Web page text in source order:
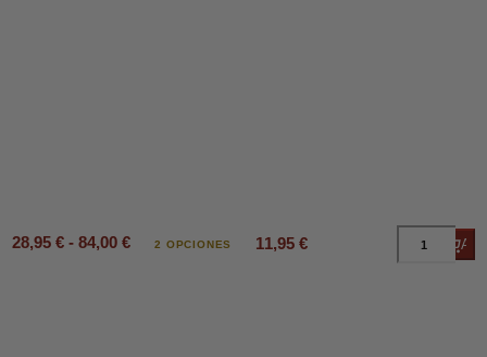
28,95 € - 84,00 € 2 OPCIONES 11,95 €